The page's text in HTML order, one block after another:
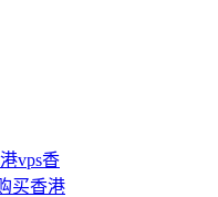
vps香
买香港